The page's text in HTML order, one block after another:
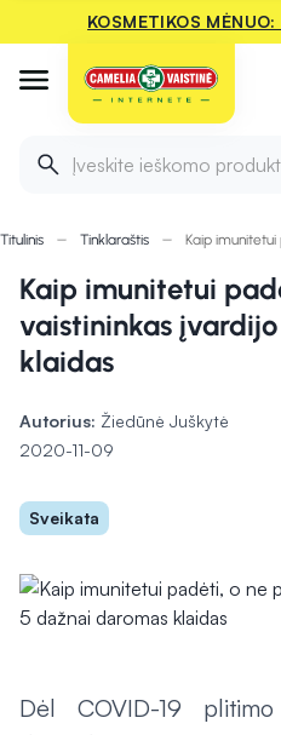
KOSMETIKOS
Įveskite ieškomo
Titulinis Tinklaraštis Kaip
Kaip imunitetui
vaistininkas
klaidas
Autorius: Žiedūnė Juškytė
2020-11-09
Sveikata
Dėl COVID-19